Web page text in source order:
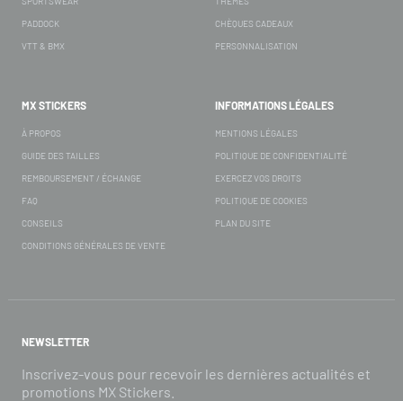
PADDOCK
VTT & BMX
CHÈQUES CADEAUX
PERSONNALISATION
MX STICKERS
À PROPOS
GUIDE DES TAILLES
REMBOURSEMENT / ÉCHANGE
FAQ
CONSEILS
CONDITIONS GÉNÉRALES DE VENTE
INFORMATIONS LÉGALES
MENTIONS LÉGALES
POLITIQUE DE CONFIDENTIALITÉ
EXERCEZ VOS DROITS
POLITIQUE DE COOKIES
PLAN DU SITE
NEWSLETTER
Inscrivez-vous pour recevoir les dernières actualités et
promotions MX Stickers.